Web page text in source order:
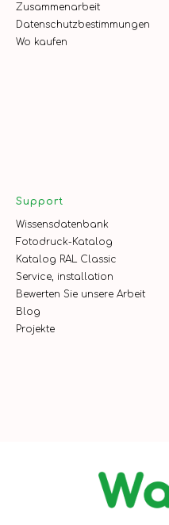
Zusammenarbeit
Datenschutzbestimmungen
Wo kaufen
Support
Wissensdatenbank
Fotodruck-Katalog
Katalog RAL Classic
Service, installation
Bewerten Sie unsere Arbeit
Blog
Projekte